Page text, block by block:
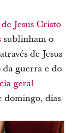
Jesus Cristo
sublinham o
de Jesus
da guerra e do
geral
domingo, dias